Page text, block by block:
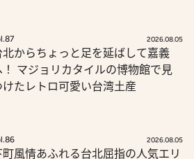
2026.08.05
北からちょっと足を延ばして嘉義
！ マジョリカタイルの博物館で見
けたレトロ可愛い台湾土産
2026.08.05
町風情あふれる台北屈指の人気エリ